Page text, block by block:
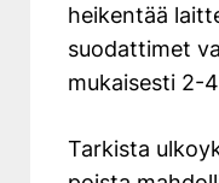
heikentää
suodattimet
mukaisesti 2-
Tarkista